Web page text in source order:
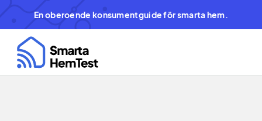
En oberoende konsumentguide för smarta hem.